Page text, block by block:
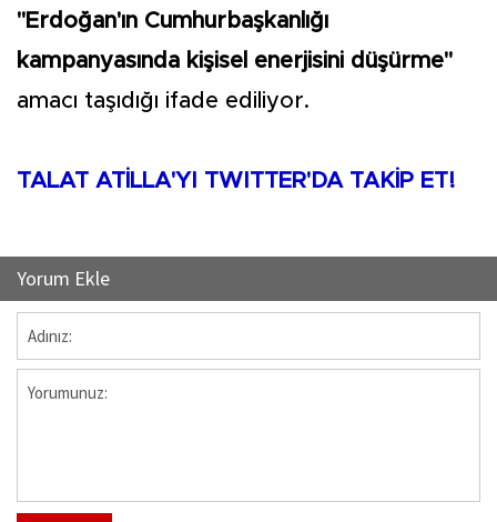
"Erdoğan'ın Cumhurbaşkanlığı
kampanyasında kişisel enerjisini düşürme"
amacı taşıdığı ifade ediliyor.
TALAT ATİLLA'YI TWITTER'DA TAKİP ET!
Yorum Ekle